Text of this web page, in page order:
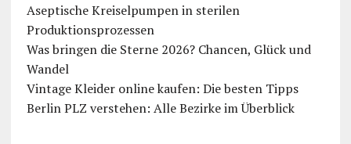
Aseptische Kreiselpumpen in sterilen
Produktionsprozessen
Was bringen die Sterne 2026? Chancen, Glück und
Wandel
Vintage Kleider online kaufen: Die besten Tipps
Berlin PLZ verstehen: Alle Bezirke im Überblick